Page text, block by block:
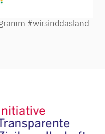
#wirsinddasland